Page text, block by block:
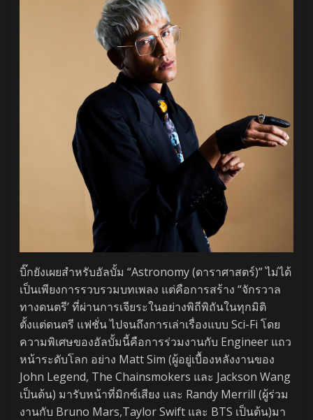
บิ๊กยังเผยสำหรับอัลบั้ม “Astronomy (ดาราศาสตร์)” ไม่ได้
เป็นเพียงการรวบรวมบทเพลง แต่คือการสร้าง “จักรวาล
ทางดนตรี’ ที่ผ่านการเจียระในอย่างพิถีพิถันในทุกมิติ
ตั้งแต่ดนตรี แฟชั่น ไปจนถึงการเล่าเรื่องแบบ Sci-Fi โดย
ความพิเศษของอัลบั้มนี้คือการร่วมงานกับ Engineer แถว
หน้าระดับโลก อย่าง Matt Sim (ผู้อยู่เบื้องหลังงานของ
John Legend, The Chainsmokers และ Jackson Wang
เป็นต้น) มารับหน้าที่มิกซ์เสียง และ Randy Merrill (ผู้ร่วม
งานกับ Bruno Mars,Taylor Swift และ BTS เป็นต้น)มา